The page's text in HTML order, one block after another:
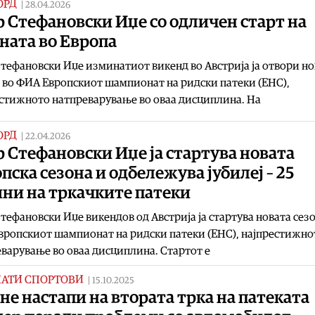
| 28.04.2026
Стефановски Иџе со одличен старт на
во Европа
Иџе изминатиот викенд во Австрија ја отвори
во ФИА Европскиот шампионат на ридски патеки (EHC),
натпреварување во оваа дисциплина. На
| 22.04.2026
Стефановски Иџе ја стартува новата
сезона и одбележува јубилеј – 25
на тркачките патеки
Иџе викендов од Австрија ја стартува новата
шампионат на ридски патеки (EHC),
во оваа дисциплина. Стартот е
СПОРТОВИ | 15.10.2025
настапи на втората трка на патеката